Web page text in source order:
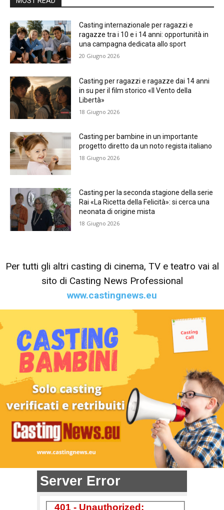
Casting internazionale per ragazzi e
ragazze tra i 10 e i 14 anni: opportunità in
una campagna dedicata allo sport
20 Giugno 2026
Casting per ragazzi e ragazze dai 14 anni
in su per il film storico «Il Vento della
Libertà»
18 Giugno 2026
Casting per bambine in un importante
progetto diretto da un noto regista italiano
18 Giugno 2026
Casting per la seconda stagione della serie
Rai «La Ricetta della Felicità»: si cerca una
neonata di origine mista
18 Giugno 2026
Per tutti gli altri casting di cinema, TV e teatro vai al
sito di Casting News Professional
www.castingnews.eu